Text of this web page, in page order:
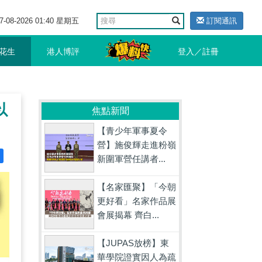
08-2026 01:40 星期五 訂閱通訊
生 港人博評 登入／註冊
焦點新聞
【青少年軍事夏令
營】施俊輝走進粉嶺
新圍軍營任講者...
【名家匯聚】「今朝
更好看」名家作品展
會展揭幕 齊白...
【JUPAS放榜】東
華學院證實因人為疏